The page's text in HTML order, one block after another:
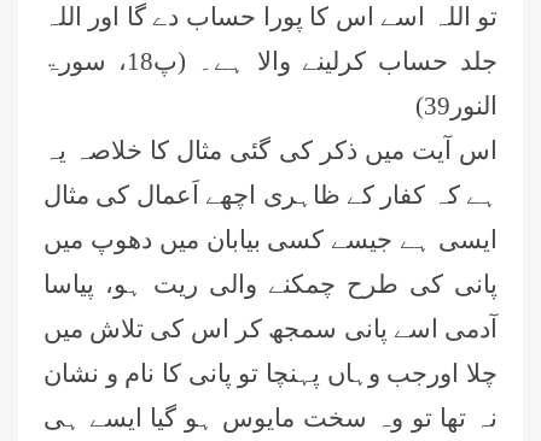
تو اللہ اسے اس کا پورا حساب دے گا اور اللہ
جلد حساب کرلینے والا ہے۔‏ ‏(پ18، سورۃ
النور39)‏
اس آیت میں ذکر کی گئی مثال کا خلاصہ یہ
ہے کہ کفار کے ظاہری اچھے اَعمال کی مثال
ایسی ہے جیسے کسی بیابان میں دھوپ میں
پانی کی طرح چمکنے والی ریت ہو، پیاسا
‏آدمی اسے پانی سمجھ کر اس کی تلاش میں
چلا اورجب وہاں پہنچا تو پانی کا نام و نشان
نہ تھا تو وہ سخت مایوس ہو گیا ایسے ہی